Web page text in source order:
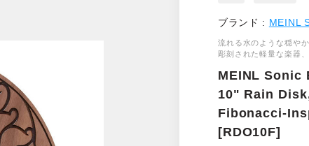
ブランド : MEINL
流れる水のような穏や
彫刻された軽量な楽器
MEINL Sonic
10" Rain
Fibonacci-
[RDO10F]